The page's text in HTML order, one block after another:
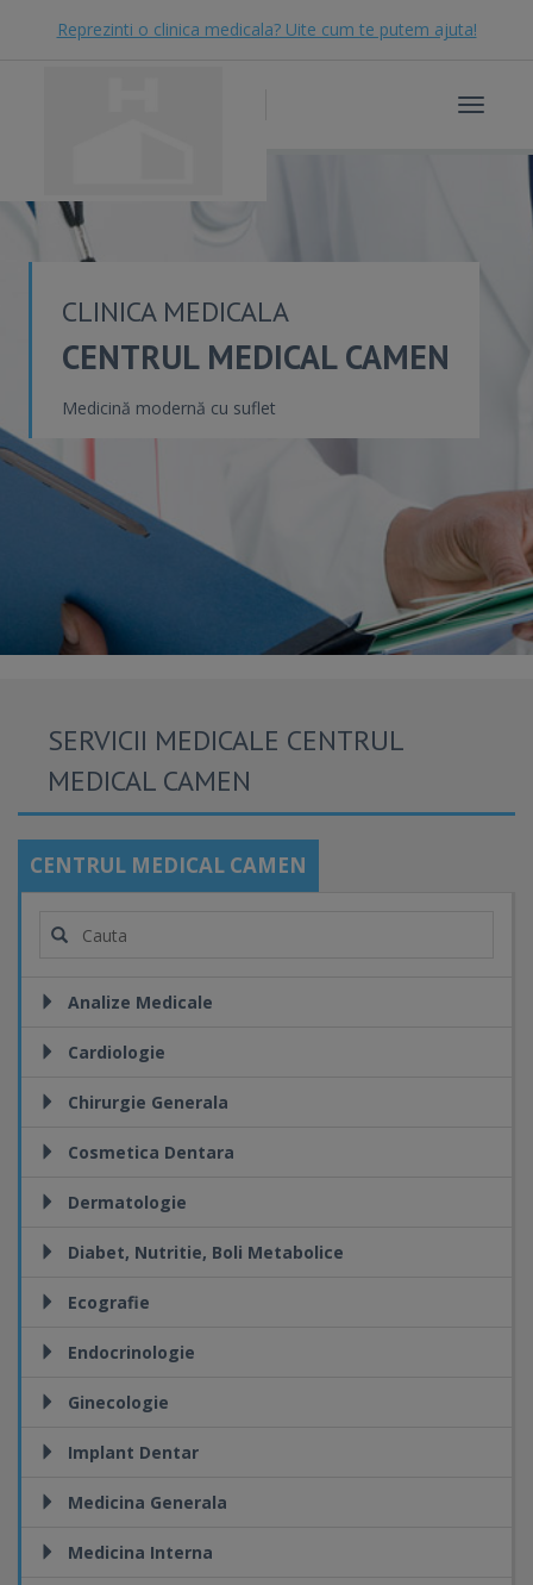
Reprezinti o clinica medicala? Uite cum te putem ajuta!
Toggle
CLINICA MEDICALA
CENTRUL MEDICAL CAMEN
Medicină modernă cu suflet
SERVICII MEDICALE CENTRUL
MEDICAL CAMEN
CENTRUL MEDICAL CAMEN
Analize Medicale
Cardiologie
Chirurgie Generala
Cosmetica Dentara
Dermatologie
Diabet, Nutritie, Boli Metabolice
Ecografie
Endocrinologie
Ginecologie
Implant Dentar
Medicina Generala
Medicina Interna